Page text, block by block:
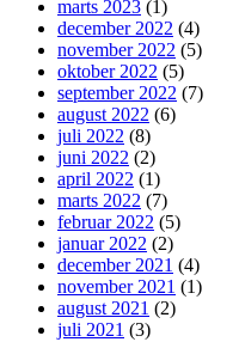
marts 2023 (1)
december 2022 (4)
november 2022 (5)
oktober 2022 (5)
september 2022 (7)
august 2022 (6)
juli 2022 (8)
juni 2022 (2)
april 2022 (1)
marts 2022 (7)
februar 2022 (5)
januar 2022 (2)
december 2021 (4)
november 2021 (1)
august 2021 (2)
juli 2021 (3)